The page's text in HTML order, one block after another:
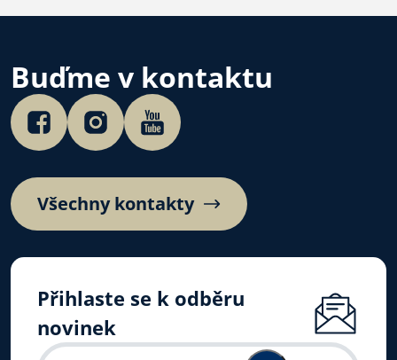
Buďme v kontaktu
Všechny kontakty
Přihlaste se k odběru
novinek